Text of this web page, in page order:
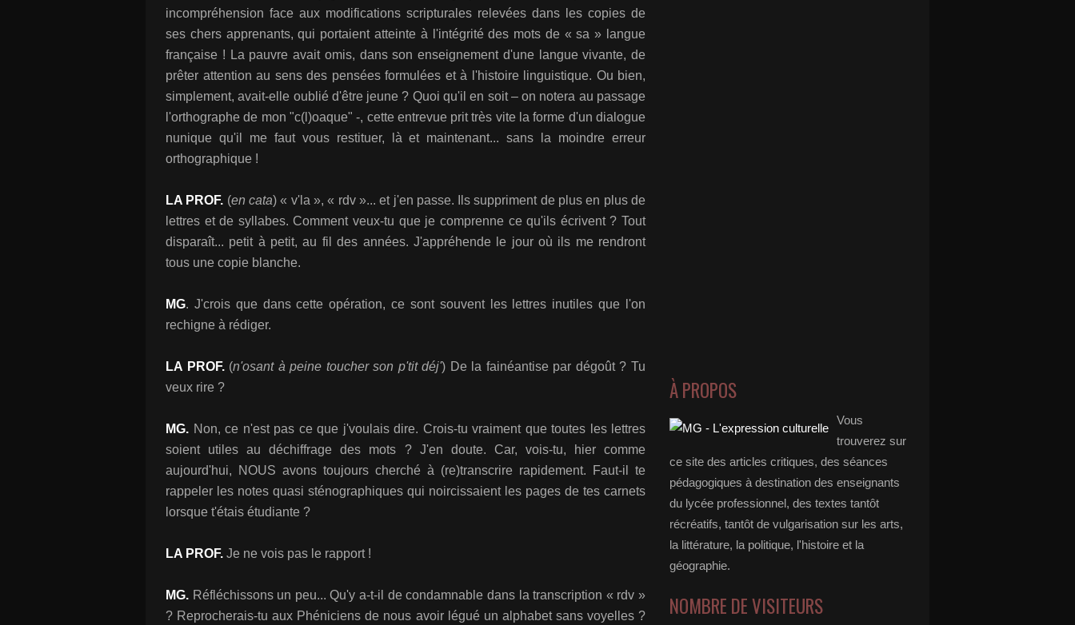
incompréhension face aux modifications scripturales relevées dans les copies de
ses chers apprenants, qui portaient atteinte à l'intégrité des mots de « sa » langue
française ! La pauvre avait omis, dans son enseignement d'une langue vivante, de
prêter attention au sens des pensées formulées et à l'histoire linguistique. Ou bien,
simplement, avait-elle oublié d'être jeune ? Quoi qu'il en soit – on notera au passage
l'orthographe de mon "c(l)oaque" -, cette entrevue prit très vite la forme d'un dialogue
nunique qu'il me faut vous restituer, là et maintenant... sans la moindre erreur
orthographique !
LA PROF. (en cata) « v'la », « rdv »... et j'en passe. Ils suppriment de plus en plus de
lettres et de syllabes. Comment veux-tu que je comprenne ce qu'ils écrivent ? Tout
disparaît... petit à petit, au fil des années. J'appréhende le jour où ils me rendront
tous une copie blanche.
MG. J'crois que dans cette opération, ce sont souvent les lettres inutiles que l'on
rechigne à rédiger.
LA PROF.(n'osant à peine toucher son p'tit déj') De la fainéantise par dégoût ? Tu
veux rire ?
MG. Non, ce n'est pas ce que j'voulais dire. Crois-tu vraiment que toutes les lettres
soient utiles au déchiffrage des mots ? J'en doute. Car, vois-tu, hier comme
aujourd'hui, NOUS avons toujours cherché à (re)transcrire rapidement. Faut-il te
rappeler les notes quasi sténographiques qui noircissaient les pages de tes carnets
lorsque t'étais étudiante ?
LA PROF. Je ne vois pas le rapport !
MG. Réfléchissons un peu... Qu'y a-t-il de condamnable dans la transcription « rdv »
? Reprocherais-tu aux Phéniciens de nous avoir légué un alphabet sans voyelles ?
À PROPOS
Vous
trouverez sur
ce site des articles critiques, des séances
pédagogiques à destination des enseignants
du lycée professionnel, des textes tantôt
récréatifs, tantôt de vulgarisation sur les arts,
la littérature, la politique, l'histoire et la
géographie.
NOMBRE DE VISITEURS